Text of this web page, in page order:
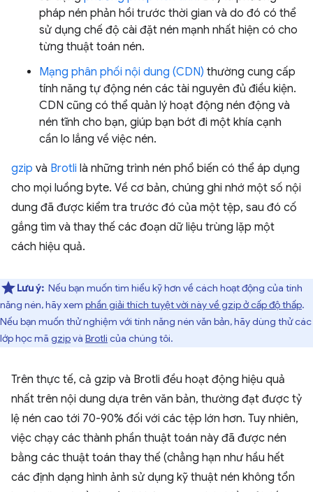
pháp nén phản hồi trước thời gian và do đó có thể
sử dụng chế độ cài đặt nén mạnh nhất hiện có cho
từng thuật toán nén.
Mạng phân phối nội dung (CDN) thường cung cấp
tính năng tự động nén các tài nguyên đủ điều kiện.
CDN cũng có thể quản lý hoạt động nén động và
nén tĩnh cho bạn, giúp bạn bớt đi một khía cạnh
cần lo lắng về việc nén.
gzip và Brotli là những trình nén phổ biến có thể áp dụng
cho mọi luồng byte. Về cơ bản, chúng ghi nhớ một số nội
dung đã được kiểm tra trước đó của một tệp, sau đó cố
gắng tìm và thay thế các đoạn dữ liệu trùng lặp một
cách hiệu quả.
Lưu ý: Nếu bạn muốn tìm hiểu kỹ hơn về cách hoạt động của tính
năng nén, hãy xem phần giải thích tuyệt vời này về gzip ở cấp độ thấp.
Nếu bạn muốn thử nghiệm với tính năng nén văn bản, hãy dùng thử các
lớp học mã gzipvà Brotli của chúng tôi.
Trên thực tế, cả gzip và Brotli đều hoạt động hiệu quả
nhất trên nội dung dựa trên văn bản, thường đạt được tỷ
lệ nén cao tới 70-90% đối với các tệp lớn hơn. Tuy nhiên,
việc chạy các thành phần thuật toán này đã được nén
bằng các thuật toán thay thế (chẳng hạn như hầu hết
các định dạng hình ảnh sử dụng kỹ thuật nén không tổn